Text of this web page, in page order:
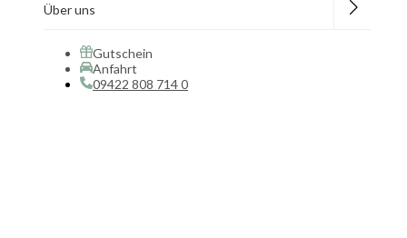
Über uns
Gutschein
Anfahrt
09422 808 714 0